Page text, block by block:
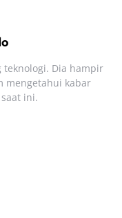
teknologi. Dia hampir
mengetahui kabar
ini.